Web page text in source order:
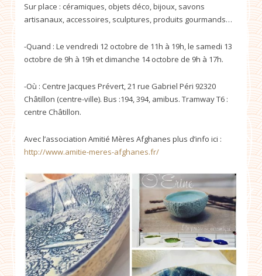
Sur place : céramiques, objets déco, bijoux, savons
artisanaux, accessoires, sculptures, produits gourmands…
-Quand : Le vendredi 12 octobre de 11h à 19h, le samedi 13
octobre de 9h à 19h et dimanche 14 octobre de 9h à 17h.
-Où : Centre Jacques Prévert, 21 rue Gabriel Péri 92320
Châtillon (centre-ville). Bus :194, 394, amibus. Tramway T6 :
centre Châtillon.
Avec l’association Amitié Mères Afghanes plus d’info ici :
http://www.amitie-meres-afghanes.fr/